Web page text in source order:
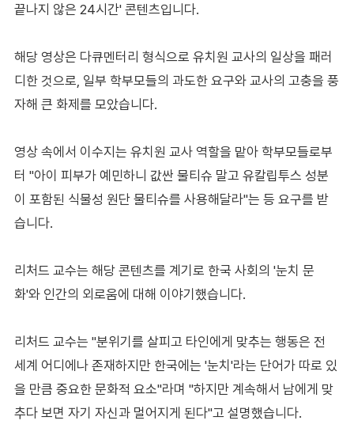
끝나지 않은 24시간' 콘텐츠입니다.
해당 영상은 다큐멘터리 형식으로 유치원 교사의 일상을 패러
디한 것으로, 일부 학부모들의 과도한 요구와 교사의 고충을 풍
자해 큰 화제를 모았습니다.
영상 속에서 이수지는 유치원 교사 역할을 맡아 학부모들로부
터 "아이 피부가 예민하니 값싼 물티슈 말고 유칼립투스 성분
이 포함된 식물성 원단 물티슈를 사용해달라"는 등 요구를 받
습니다.
리처드 교수는 해당 콘텐츠를 계기로 한국 사회의 '눈치 문
화'와 인간의 외로움에 대해 이야기했습니다.
리처드 교수는 "분위기를 살피고 타인에게 맞추는 행동은 전
세계 어디에나 존재하지만 한국에는 '눈치'라는 단어가 따로 있
을 만큼 중요한 문화적 요소"라며 "하지만 계속해서 남에게 맞
추다 보면 자기 자신과 멀어지게 된다"고 설명했습니다.